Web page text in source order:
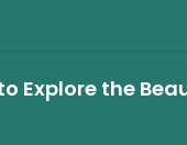
Explore the